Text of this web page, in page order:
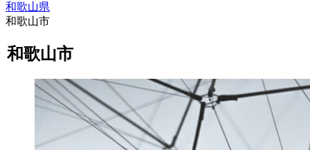
和歌山県
和歌山市
和歌山市